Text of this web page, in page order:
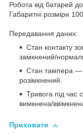
Робота від батарей
Габаритні розміри
Передавання даних:
Стан контакту
замкнений/
Стан тампера —
розімкнений.
Тривога під
вимкнена/
Приховати